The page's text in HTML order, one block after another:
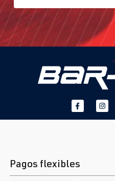
Pagos flexibles